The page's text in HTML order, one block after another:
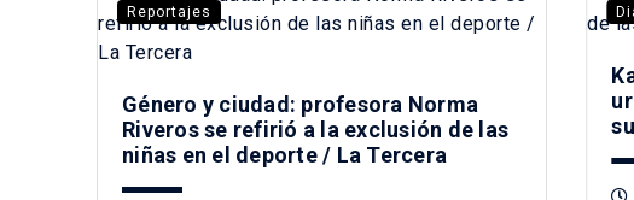
Reportajes
Género y ciudad: profesora Norma
Riveros se refirió a la exclusión de las
niñas en el deporte / La Tercera